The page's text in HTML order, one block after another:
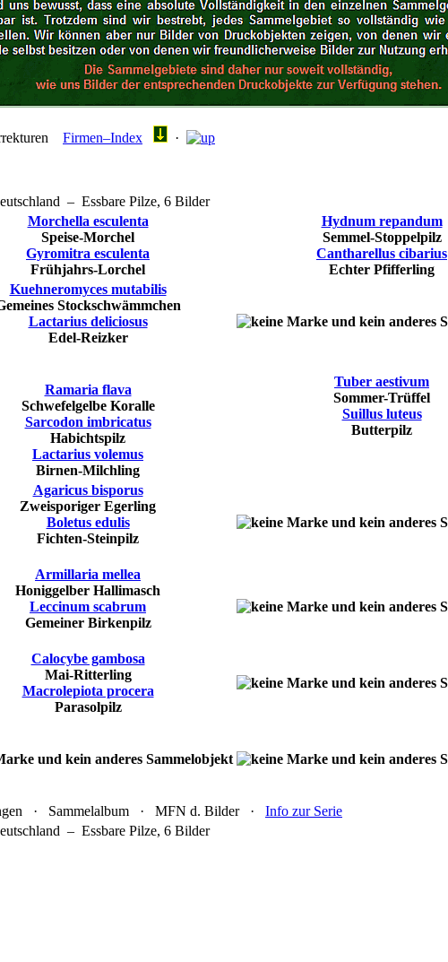
Firmen–Index
·
– Essbare Pilze, 6 Bilder
Morchella esculenta
Speise-Morchel
Gyromitra esculenta
Frühjahrs-Lorchel
Hydnum repandum
Semmel-Stoppelpilz
Cantharellus cibarius
Echter Pfifferling
Kuehneromyces mutabilis
Stockschwämmchen
Lactarius deliciosus
Edel-Reizker
Ramaria flava
Schwefelgelbe Koralle
Sarcodon imbricatus
Habichtspilz
Lactarius volemus
Birnen-Milchling
Tuber aestivum
Sommer-Trüffel
Suillus luteus
Butterpilz
Agaricus bisporus
Zweisporiger Egerling
Boletus edulis
Fichten-Steinpilz
Armillaria mellea
Honiggelber Hallimasch
Leccinum scabrum
Gemeiner Birkenpilz
Calocybe gambosa
Mai-Ritterling
Macrolepiota procera
Parasolpilz
· Sammelalbum · MFN d. Bilder · Info zur Serie
– Essbare Pilze, 6 Bilder